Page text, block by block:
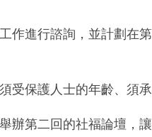
作進行諮詢，並計劃
受保護人士的年齡、須
辦第二回的社福論壇，